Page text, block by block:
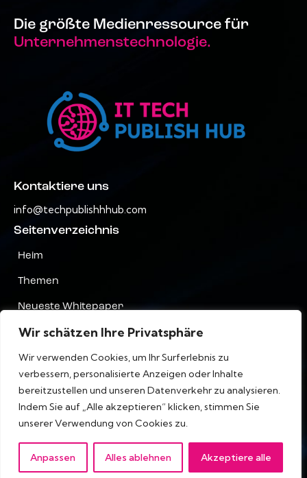
Wir schätzen Ihre Privatsphäre
Wir verwenden Cookies, um Ihr Surferlebnis zu
verbessern, personalisierte Anzeigen oder Inhalte
bereitzustellen und unseren Datenverkehr zu analysieren.
Indem Sie auf „Alle akzeptieren“ klicken, stimmen Sie
unserer Verwendung von Cookies zu.
Anpassen Alles ablehnen Akzeptiere alle
Die größte Medienressource für
Unternehmenstechnologie.
Kontaktiere uns
info@techpublishhhub.com
Seitenverzeichnis
Heim
Themen
Neueste Whitepaper
Unternehmen AZ
Kontaktiere uns
Terms & Bedingungen
IT Tech Publish Hub © Alle Rechte vorbehalten.